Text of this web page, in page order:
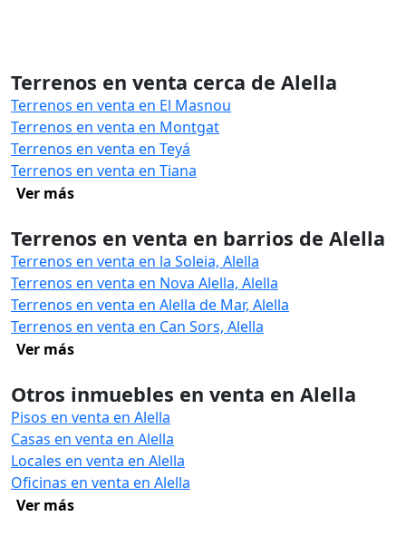
Terrenos en venta cerca de Alella
Terrenos en venta en El Masnou
Terrenos en venta en Montgat
Terrenos en venta en Teyá
Terrenos en venta en Tiana
Ver más
Terrenos en venta en barrios de Alella
Terrenos en venta en la Soleia, Alella
Terrenos en venta en Nova Alella, Alella
Terrenos en venta en Alella de Mar, Alella
Terrenos en venta en Can Sors, Alella
Ver más
Otros inmuebles en venta en Alella
Pisos en venta en Alella
Casas en venta en Alella
Locales en venta en Alella
Oficinas en venta en Alella
Ver más